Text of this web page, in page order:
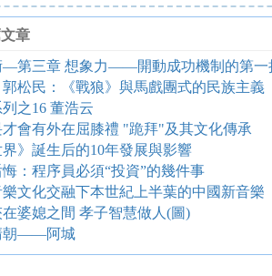
章
—第三章 想象力——開動成功機制的第一
郭松民：《戰狼》與馬戲團式的民族主義
之16 董浩云
才會有外在屈膝禮 "跪拜"及其文化傳承
界》誕生后的10年發展與影響
：程序員必須“投資”的幾件事
文化交融下本世紀上半葉的中國新音樂
婆媳之間 孝子智慧做人(圖)
朝——阿城